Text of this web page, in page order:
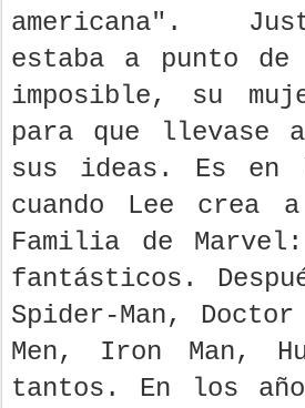
americana".
estaba a punto
imposible, su
para que llevase
sus ideas. Es en
cuando Lee crea
Familia de
fantásticos.
Spider-Man,
Men, Iron Man,
tantos. En los